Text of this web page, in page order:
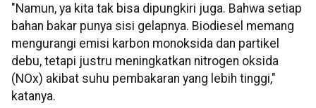
"Namun, ya kita tak bisa dipungkiri juga. Bahwa setiap
bahan bakar punya sisi gelapnya. Biodiesel memang
mengurangi emisi karbon monoksida dan partikel
debu, tetapi justru meningkatkan nitrogen oksida
(NOx) akibat suhu pembakaran yang lebih tinggi,"
katanya.